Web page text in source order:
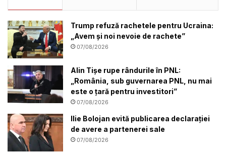
Trump refuză rachetele pentru Ucraina:
„Avem și noi nevoie de rachete”
07/08/2026
Alin Tișe rupe rândurile în PNL:
„România, sub guvernarea PNL, nu mai
este o țară pentru investitori”
07/08/2026
Ilie Bolojan evită publicarea declarației
de avere a partenerei sale
07/08/2026